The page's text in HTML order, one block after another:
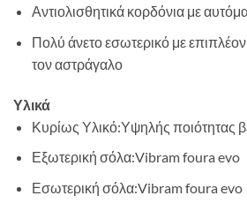
Αντιολισθητικά κορδόνια με
Πολύ άνετο εσωτερικό με
τον αστράγαλο
Υλικά
Κυρίως Υλικό:Υψηλής ποιότητας
Εξωτερική σόλα:Vibram foura evo
Εσωτερική σόλα:Vibram foura evo